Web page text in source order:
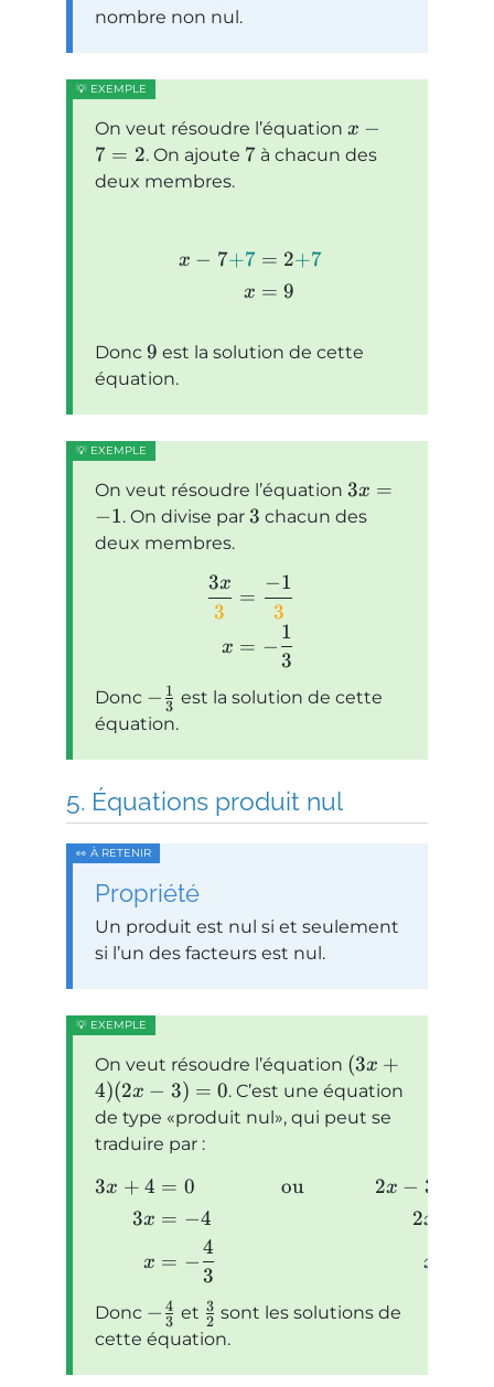
nombre non nul.
On veut résoudre l’équation x −
7 = 2. On ajoute 7à chacun des
deux membres.
x − 7+7
x
= 2+7
= 9
Donc 9 est la solution de cette
équation.
On veut résoudre l’équation 3x =
−1. On divise par 3 chacun des
deux membres.
3
3x
x
=
3
−1
= −
3
1
Donc − 3
1 est la solution de cette
équation.
Équations produit nul
Propriété
Un produit est nul si et seulement
si l’un des facteurs est nul.
On veut résoudre l’équation (3x +
4)(2x − 3) = 0. C’est une équation
de type
produit nul , qui peut se
traduire par :
3x + 4
3x
x
= 0
= −4
= −
3
4
ou 2x − 3
2x
x
Donc − 3
4 et 2
3 sont les solutions de
cette équation.